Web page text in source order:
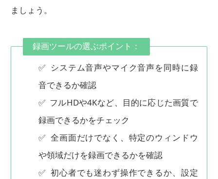
ましょう。
録画ツールの選ぶポイント：
✅ システム音声やマイク音声を同時に録
音できるか確認
✅ フルHDや4Kなど、目的に応じた画質で
録画できるかをチェック
✅ 全画面だけでなく、特定のウィンドウ
や領域だけを録画できるかを確認
✅ 初心者でも迷わず操作できるか、設定